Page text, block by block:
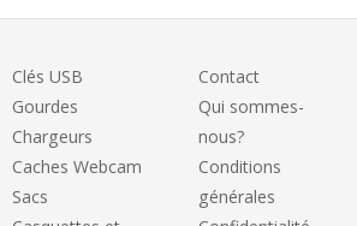
Clés USB
Gourdes
Chargeurs
Caches Webcam
Sacs
Contact
Qui sommes-
nous?
Conditions
générales